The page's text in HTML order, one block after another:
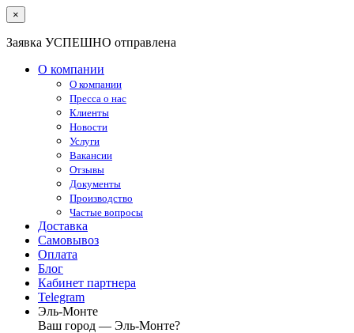
×
Заявка УСПЕШНО отправлена
О компании
О компании
Пресса о нас
Клиенты
Новости
Услуги
Вакансии
Отзывы
Документы
Производство
Частые вопросы
Доставка
Самовывоз
Оплата
Блог
Кабинет партнера
Telegram
Эль-Монте
Ваш город — Эль-Монте?